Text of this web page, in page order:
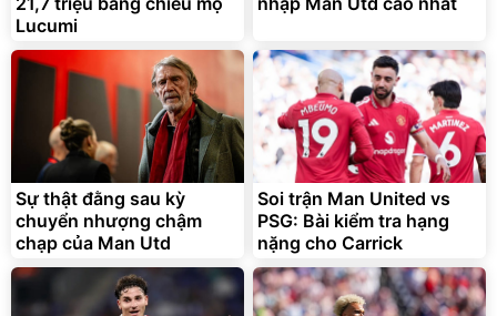
Lucumi
Sự thật đằng sau kỳ
chuyển nhượng chậm
chạp của Man Utd
Soi trận Man United vs
PSG: Bài kiểm tra hạng
nặng cho Carrick